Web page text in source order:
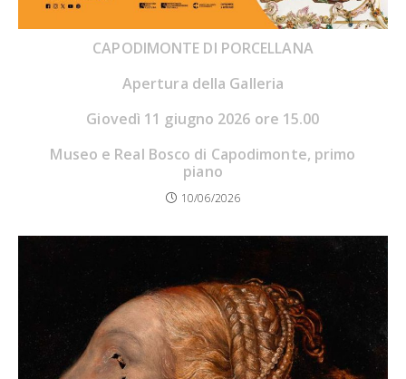
CAPODIMONTE DI PORCELLANA
Apertura della Galleria
Giovedì 11 giugno 2026 ore 15.00
Museo e Real Bosco di Capodimonte, primo
piano
10/06/2026